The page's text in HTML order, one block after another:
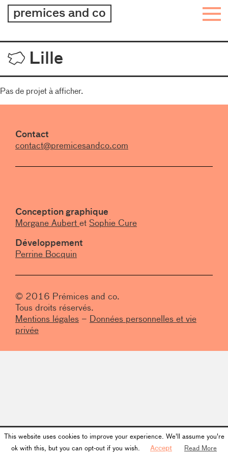
premices and coarchitecture
–
Projets
Lille
Pas de projet à afficher.
Contact
contact@premicesandco.com
Conception graphique
Morgane Aubert et Sophie Cure
Développement
Perrine Bocquin
© 2016 Prémices and co.
Tous droits réservés.
Mentions légales – Données personnelles et vie
privée
This website uses cookies to improve your experience. We'll assume you're
ok with this, but you can opt-out if you wish.
Accept Read More